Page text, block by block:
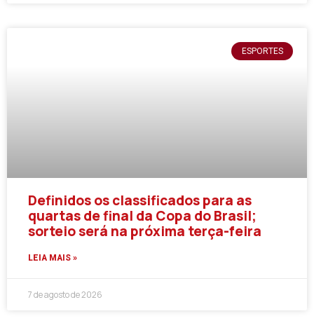
ESPORTES
Definidos os classificados para as
quartas de final da Copa do Brasil;
sorteio será na próxima terça-feira
LEIA MAIS »
7 de agosto de 2026